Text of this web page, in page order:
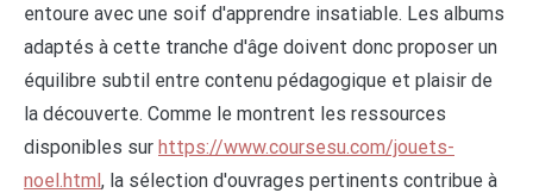
entoure avec une soif d'apprendre insatiable. Les albums
adaptés à cette tranche d'âge doivent donc proposer un
équilibre subtil entre contenu pédagogique et plaisir de
la découverte. Comme le montrent les ressources
disponibles sur https://www.coursesu.com/jouets-
noel.html, la sélection d'ouvrages pertinents contribue à